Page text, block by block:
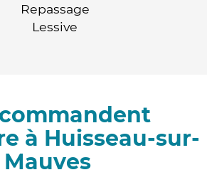
Repassage
Lessive
à Huisseau-sur-
Mauves